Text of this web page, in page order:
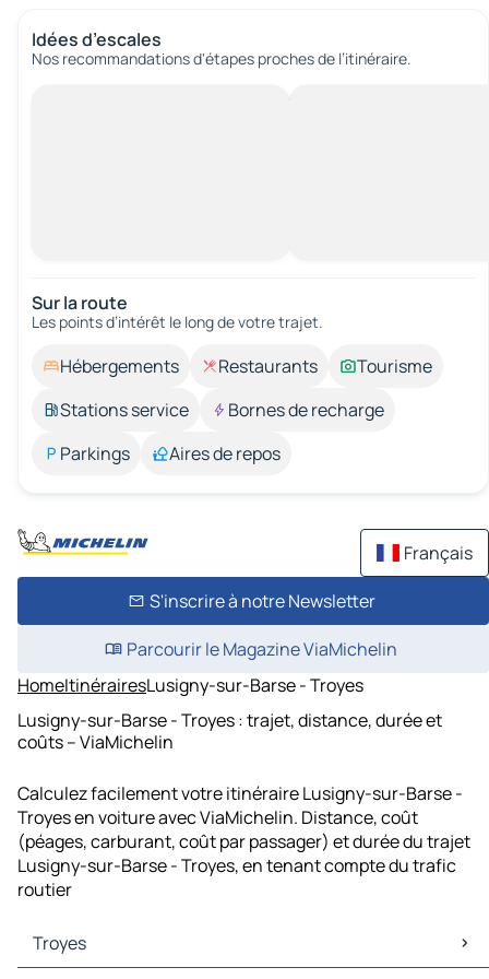
Idées d’escales
Nos recommandations d'étapes proches de l’itinéraire.
Sur la route
Les points d’intérêt le long de votre trajet.
Hébergements Restaurants
Tourisme
Stations service
Bornes de recharge
Parkings
Aires de repos
Français
S'inscrire à notre Newsletter
Parcourir le Magazine ViaMichelin
HomeItinérairesLusigny-sur-Barse - Troyes
Lusigny-sur-Barse - Troyes : trajet, distance, durée et
coûts – ViaMichelin
Calculez facilement votre itinéraire Lusigny-sur-Barse -
Troyes en voiture avec ViaMichelin. Distance, coût
(péages, carburant, coût par passager) et durée du trajet
Lusigny-sur-Barse - Troyes, en tenant compte du trafic
routier
Troyes